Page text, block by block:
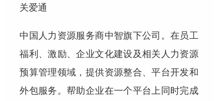
关爱通
中国人力资源服务商中智旗下公司。在员工
福利、激励、企业文化建设及相关人力资源
预算管理领域，提供资源整合、平台开发和
外包服务。帮助企业在一个平台上同时完成